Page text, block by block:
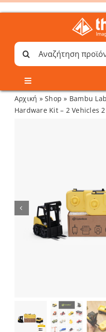
Μετάβαση
Αναζήτηση
για:
Toggle
Navigation
Online
Αρχική »Shop » Bambu
Hardware Kit – 2 Vehicles